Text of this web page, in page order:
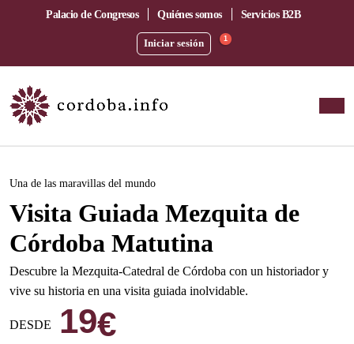
Palacio de Congresos Quiénes somos Servicios B2B
Iniciar sesión 1
Este evento ha pasado.
Una de las maravillas del mundo
Visita Guiada Mezquita de
Córdoba Matutina
Descubre la Mezquita-Catedral de Córdoba con un historiador y
vive su historia en una visita guiada inolvidable.
DESDE 19€